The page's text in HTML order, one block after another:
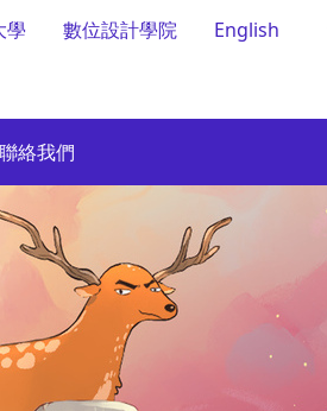
學 數位設計學院 English
聯絡我們